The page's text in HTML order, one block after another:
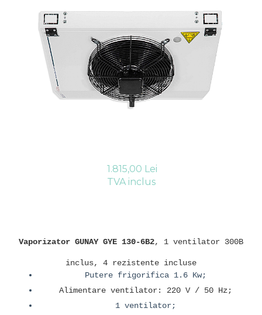
REZISTENTE SILICONICE
Ventilatoare
Ventilatoare EbmPapst
Ventilatoare WEIGUANG
Ventilatoare turbina
Compresoare Cubigel R404a
Compresoare Jiaxipera
1.815,00 Lei
TVA inclus
Vaporizator GUNAY GYE 130-6B2, 1 ventilator 300B
inclus, 4 rezistente incluse
Putere frigorifica 1.6 Kw;
Alimentare ventilator: 220 V / 50 Hz;
1 ventilator;